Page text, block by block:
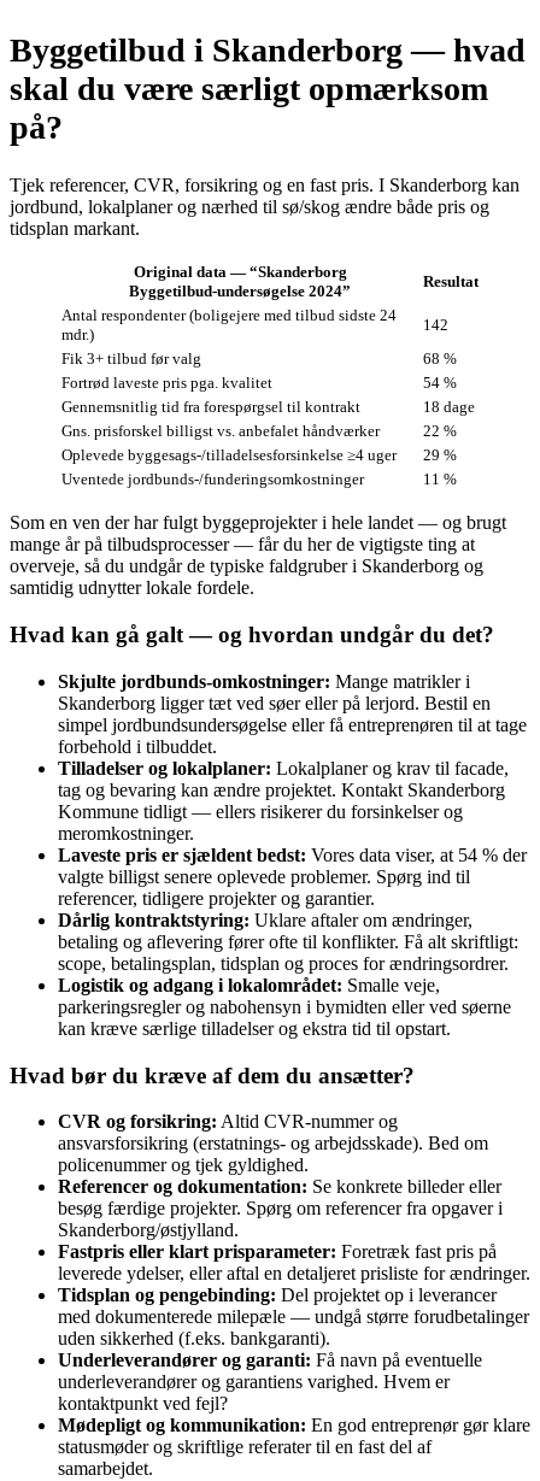
Byggetilbud i Skanderborg — hvad
skal du være særligt opmærksom
på?
Tjek referencer, CVR, forsikring og en fast pris. I Skanderborg kan
jordbund, lokalplaner og nærhed til sø/skog ændre både pris og
tidsplan markant.
Original data — “Skanderborg
Byggetilbud‑undersøgelse 2024”
Resultat
Antal respondenter (boligejere med tilbud sidste 24
mdr.)
142
Fik 3+ tilbud før valg
68 %
Fortrød laveste pris pga. kvalitet
54 %
Gennemsnitlig tid fra forespørgsel til kontrakt
18 dage
Gns. prisforskel billigst vs. anbefalet håndværker
22 %
Oplevede byggesags‑/tilladelsesforsinkelse ≥4 uger
29 %
Uventede jordbunds‑/funderingsomkostninger
11 %
Som en ven der har fulgt byggeprojekter i hele landet — og brugt
mange år på tilbudsprocesser — får du her de vigtigste ting at
overveje, så du undgår de typiske faldgruber i Skanderborg og
samtidig udnytter lokale fordele.
Hvad kan gå galt — og hvordan undgår du det?
Skjulte jordbunds‑omkostninger: Mange matrikler i
Skanderborg ligger tæt ved søer eller på lerjord. Bestil en
simpel jordbundsundersøgelse eller få entreprenøren til at tage
forbehold i tilbuddet.
Tilladelser og lokalplaner: Lokalplaner og krav til facade,
tag og bevaring kan ændre projektet. Kontakt Skanderborg
Kommune tidligt — ellers risikerer du forsinkelser og
meromkostninger.
Laveste pris er sjældent bedst: Vores data viser, at 54 % der
valgte billigst senere oplevede problemer. Spørg ind til
referencer, tidligere projekter og garantier.
Dårlig kontraktstyring: Uklare aftaler om ændringer,
betaling og aflevering fører ofte til konflikter. Få alt skriftligt:
scope, betalingsplan, tidsplan og proces for ændringsordrer.
Logistik og adgang i lokalområdet: Smalle veje,
parkeringsregler og nabohensyn i bymidten eller ved søerne
kan kræve særlige tilladelser og ekstra tid til opstart.
Hvad bør du kræve af dem du ansætter?
CVR og forsikring: Altid CVR‑nummer og
ansvarsforsikring (erstatnings- og arbejdsskade). Bed om
policenummer og tjek gyldighed.
Referencer og dokumentation: Se konkrete billeder eller
besøg færdige projekter. Spørg om referencer fra opgaver i
Skanderborg/østjylland.
Fastpris eller klart prisparameter: Foretræk fast pris på
leverede ydelser, eller aftal en detaljeret prisliste for ændringer.
Tidsplan og pengebinding: Del projektet op i leverancer
med dokumenterede milepæle — undgå større forudbetalinger
uden sikkerhed (f.eks. bankgaranti).
Underleverandører og garanti: Få navn på eventuelle
underleverandører og garantiens varighed. Hvem er
kontaktpunkt ved fejl?
Mødepligt og kommunikation: En god entreprenør gør klare
statusmøder og skriftlige referater til en fast del af
samarbejdet.